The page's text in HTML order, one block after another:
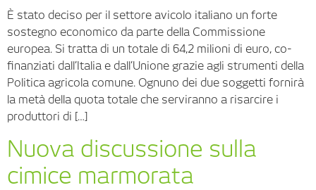
È stato deciso per il settore avicolo italiano un forte
sostegno economico da parte della Commissione
europea. Si tratta di un totale di 64,2 milioni di euro, co-
finanziati dall’Italia e dall’Unione grazie agli strumenti della
Politica agricola comune. Ognuno dei due soggetti fornirà
la metà della quota totale che serviranno a risarcire i
produttori di […]
Nuova discussione sulla
cimice marmorata